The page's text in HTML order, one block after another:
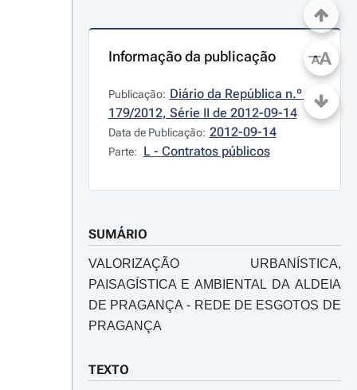
Informação da publicação
Publicação: Diário da República n.º
179/2012, Série II de 2012-09-14
Data de Publicação: 2012-09-14
Parte: L - Contratos públicos
SUMÁRIO
VALORIZAÇÃO URBANÍSTICA,
PAISAGÍSTICA E AMBIENTAL DA ALDEIA
DE PRAGANÇA - REDE DE ESGOTOS DE
PRAGANÇA
TEXTO
AA